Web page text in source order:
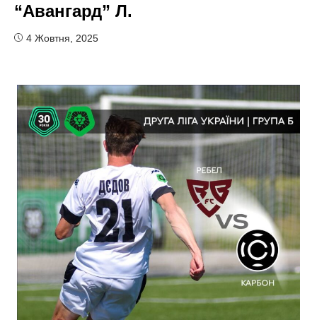
“Авангард” Л.
4 Жовтня, 2025